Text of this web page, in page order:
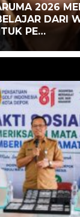
2026
DARI
PE…